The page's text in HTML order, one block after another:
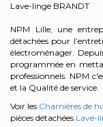
Lave-linge BRANDT
NPM Lille, une
détachées pour
électroménager.
programmée en
professionnels. NPM
et la Qualité de service.
Voir les Charnières de
pièces détachées Lave-